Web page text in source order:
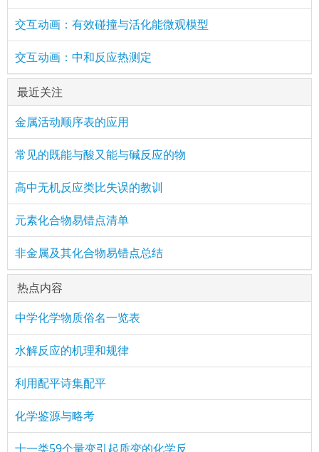
交互动画：有效碰撞与活化能微观模型
交互动画：中和反应热测定
最近关注
金属活动顺序表的应用
常见的既能与酸又能与碱反应的物
高中无机反应类比失误的教训
元素化合物易错点清单
非金属及其化合物易错点总结
热点内容
中学化学物质俗名一览表
水解反应的机理和规律
利用配平诗集配平
化学鉴源与略考
十一类59个量变引起质变的化学反